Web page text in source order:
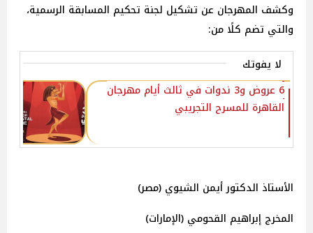
وكشف المهرجان عن تشكيل لجنة تحكيم المسابقة الرسمية،
والتي تضم كلًا من:
لا يفوتك
6 عروض و3 ندوات في ثالث أيام مهرجان
القاهرة للمسرح التجريبي‎
الأستاذ الدكتور أيمن الشيوي (مصر)
المخرج إبراهيم القحومي (الإمارات)